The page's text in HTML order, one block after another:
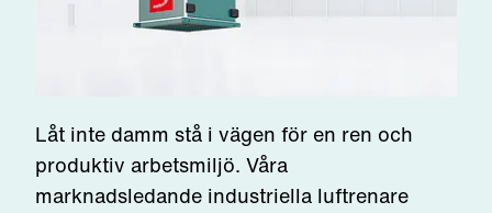
Låt inte damm stå i vägen för en ren och
produktiv arbetsmiljö. Våra
marknadsledande industriella luftrenare